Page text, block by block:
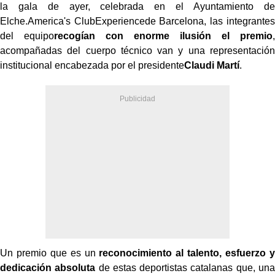
la gala de ayer, celebrada en el Ayuntamiento de
Elche.America's ClubExperiencede Barcelona, las integrantes
del equiporecogían con enorme ilusión el premio,
acompañadas del cuerpo técnico van y una representación
institucional encabezada por el presidenteClaudi Martí.
Un premio que es un reconocimiento al talento, esfuerzo y
dedicación absoluta de estas deportistas catalanas que, una